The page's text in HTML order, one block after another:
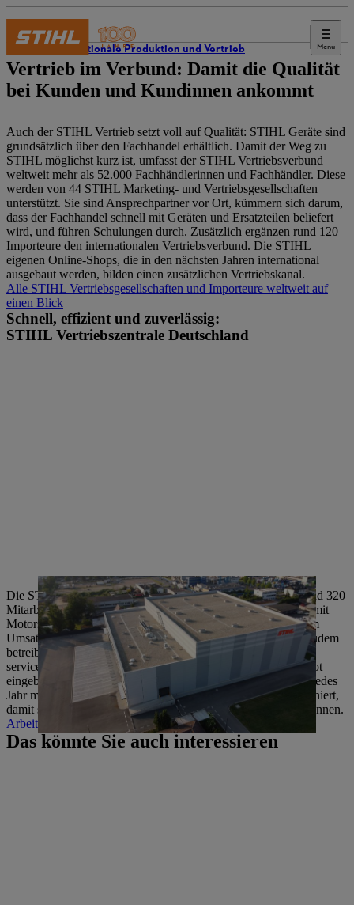
Menu
Internationale Produktion und Vertrieb
Vertrieb im Verbund: Damit die Qualität
bei Kunden und Kundinnen ankommt
Auch der STIHL Vertrieb setzt voll auf Qualität: STIHL Geräte sind
grundsätzlich über den Fachhandel erhältlich. Damit der Weg zu
STIHL möglichst kurz ist, umfasst der STIHL Vertriebsverbund
weltweit mehr als 52.000 Fachhändlerinnen und Fachhändler. Diese
werden von 44 STIHL Marketing- und Vertriebsgesellschaften
unterstützt. Sie sind Ansprechpartner vor Ort, kümmern sich darum,
dass der Fachhandel schnell mit Geräten und Ersatzteilen beliefert
wird, und führen Schulungen durch. Zusätzlich ergänzen rund 120
Importeure den internationalen Vertriebsverbund. Die STIHL
eigenen Online-Shops, die in den nächsten Jahren international
ausgebaut werden, bilden einen zusätzlichen Vertriebskanal.
Alle STIHL Vertriebsgesellschaften und Importeure weltweit auf
einen Blick
Schnell, effizient und zuverlässig:
STIHL Vertriebszentrale Deutschland
Die STIHL Vertriebszentrale in Dieburg (DE) beliefert mit rund 320
Mitarbeiterinnen und Mitarbeitern den deutschen Fachhandel mit
Motorsägen, Geräten, Zubehör und Ersatzteilen. Gemessen am
Umsatz ist sie die größte STIHL Vertriebszentrale Europas. Zudem
betreibt sie den Online-Shop für den deutschen Markt. Der
servicegebende Fachhandel ist eng in das eCommerce-Angebot
eingebunden. Im STIHL Schulungszentrum Dieburg werden jedes
Jahr mehrere Tausend Fachhändlerinnen und Fachhändler trainiert,
damit sie den besten Service rund um STIHL Geräte bieten können.
Arbeiten bei STIHL in Dieburg
Das könnte Sie auch interessieren